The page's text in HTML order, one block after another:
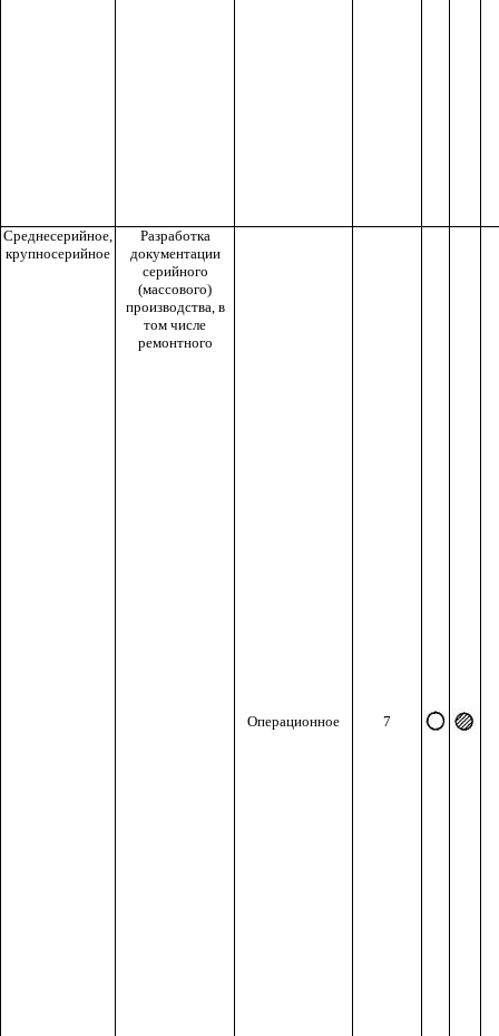
Среднесерийное,
крупносерийное
Разработка
документации
серийного
(массового)
производства, в
том числе
ремонтного
Операционное 7